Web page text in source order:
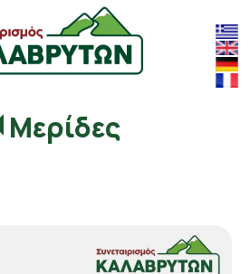
Μερίδες